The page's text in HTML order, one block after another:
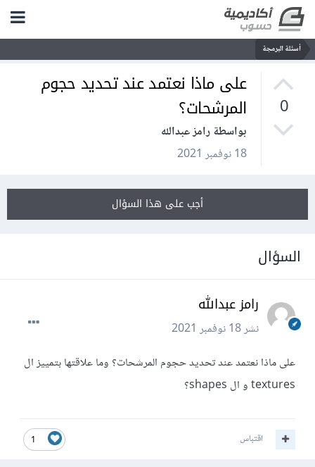
أسئلة البرمجة
0
على ماذا نعتمد عند تحديد حجوم
المرشحات؟
بواسطة رامز عبدالله
18 نوفمبر 2021
أجب على هذا السؤال
السؤال
رامز عبدالله
نشر18 نوفمبر 2021
على ماذا نعتمد عند تحديد حجوم المرشحات؟ وما علاقتها بتمييز ال
textures و ال shapes؟
1 اقتباس